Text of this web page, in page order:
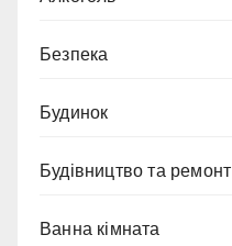
Безпека
Будинок
Будівництво та ремонт
Ванна кімната